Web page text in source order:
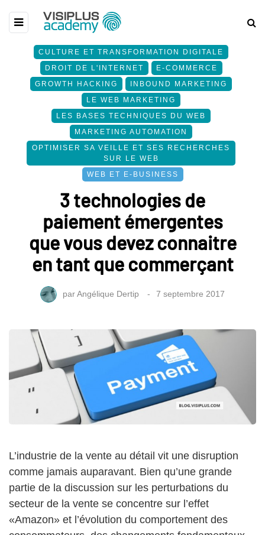
CULTURE ET TRANSFORMATION DIGITALE
DROIT DE L'INTERNET
E-COMMERCE
GROWTH HACKING
INBOUND MARKETING
LE WEB MARKETING
LES BASES TECHNIQUES DU WEB
MARKETING AUTOMATION
OPTIMISER SA VEILLE ET SES RECHERCHES
SUR LE WEB
WEB ET E-BUSINESS
3 technologies de
paiement émergentes
que vous devez connaitre
en tant que commerçant
parAngélique Dertip 7 septembre 2017
L’industrie de la vente au détail vit une disruption
comme jamais auparavant. Bien qu’une grande
partie de la discussion sur les perturbations du
secteur de la vente se concentre sur l’effet
«Amazon» et l’évolution du comportement des